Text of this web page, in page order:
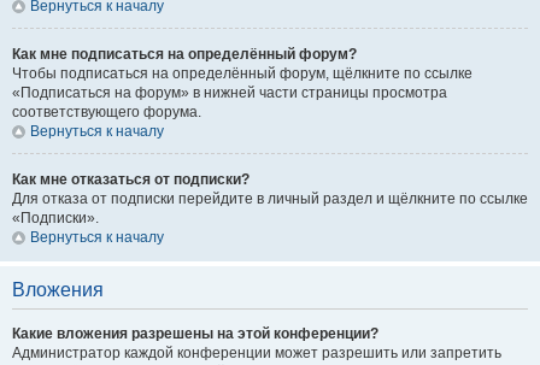
Вернуться к началу
Как мне подписаться на определённый форум?
Чтобы подписаться на определённый форум, щёлкните по ссылке
«Подписаться на форум» в нижней части страницы просмотра
соответствующего форума.
Вернуться к началу
Как мне отказаться от подписки?
Для отказа от подписки перейдите в личный раздел и щёлкните по ссылке
«Подписки».
Вернуться к началу
Вложения
Какие вложения разрешены на этой конференции?
Администратор каждой конференции может разрешить или запретить